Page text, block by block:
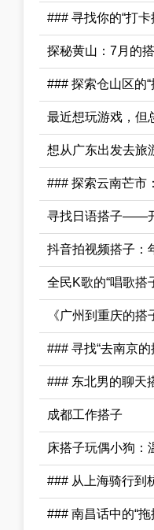
### 寻找你的“打
探秘黄山：7月的
### 探索仓山区的“
最近想玩游戏，但
想从广东出发去旅
### 探索云南芒市
寻找日语搭子——
抖音拍视频搭子：
全民K歌的“唱歌搭
《广州到重庆的搭
### 寻找“去南京的
### 东北男的聊天
成都工作搭子
床搭子玩偶小狗：
### 从上海骑行到
### 南昌话中的“